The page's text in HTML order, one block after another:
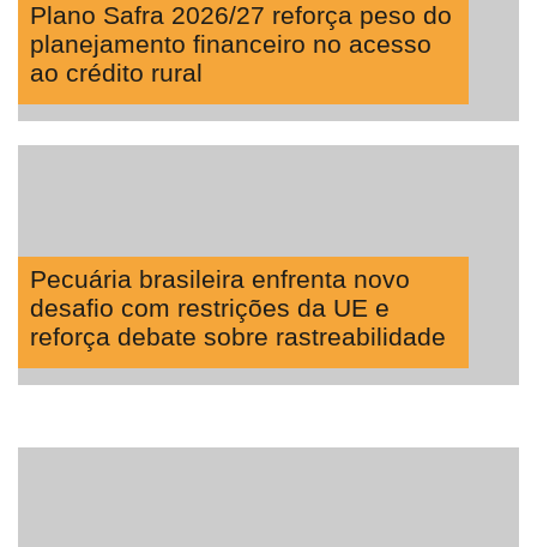
Plano Safra 2026/27 reforça peso do
planejamento financeiro no acesso
ao crédito rural
Pecuária brasileira enfrenta novo
desafio com restrições da UE e
reforça debate sobre rastreabilidade